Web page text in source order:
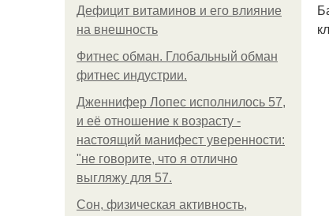
Дефицит витаминов и его влияние
на внешность
Фитнес обман. Глобальный обман
фитнес индустрии.
Дженнифер Лопес исполнилось 57,
и её отношение к возрасту -
настоящий манифест уверенности:
"не говорите, что я отлично
выгляжу для 57.
Сон, физическая активность,